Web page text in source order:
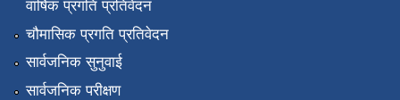
वार्षिक प्रगति प्रतिवेदन
चौमासिक प्रगति प्रतिवेदन
सार्वजनिक सुनुवाई
सार्वजनिक परीक्षण